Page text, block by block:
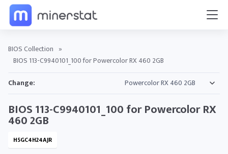
BIOS Collection »
BIOS 113-C9940101_100 for Powercolor RX 460 2GB
Change:
BIOS 113-C9940101_100 for Powercolor RX
460 2GB
H5GC4H24AJR